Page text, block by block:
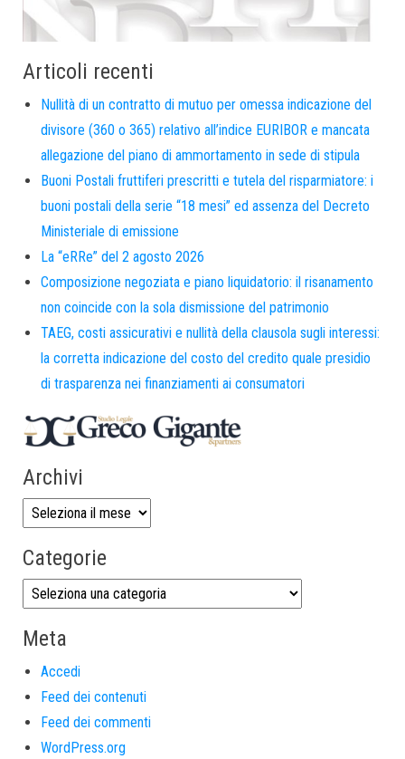
Articoli recenti
Nullità di un contratto di mutuo per omessa indicazione del
divisore (360 o 365) relativo all’indice EURIBOR e mancata
allegazione del piano di ammortamento in sede di stipula
Buoni Postali fruttiferi prescritti e tutela del risparmiatore: i
buoni postali della serie “18 mesi” ed assenza del Decreto
Ministeriale di emissione
La “eRRe” del 2 agosto 2026
Composizione negoziata e piano liquidatorio: il risanamento
non coincide con la sola dismissione del patrimonio
TAEG, costi assicurativi e nullità della clausola sugli interessi:
la corretta indicazione del costo del credito quale presidio
di trasparenza nei finanziamenti ai consumatori
Archivi
Categorie
Meta
Accedi
Feed dei contenuti
Feed dei commenti
WordPress.org